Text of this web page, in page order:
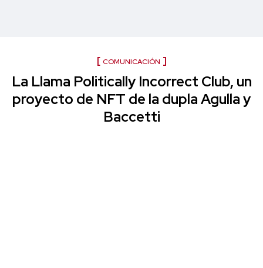
COMUNICACIÓN
La Llama Politically Incorrect Club, un
proyecto de NFT de la dupla Agulla y
Baccetti